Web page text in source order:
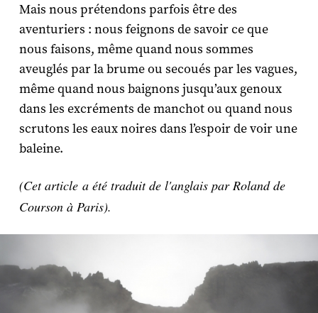
Mais nous prétendons parfois être des
aventuriers : nous feignons de savoir ce que
nous faisons, même quand nous sommes
aveuglés par la brume ou secoués par les vagues,
même quand nous baignons jusqu’aux genoux
dans les excréments de manchot ou quand nous
scrutons les eaux noires dans l’espoir de voir une
baleine.
(Cet article a été traduit de l'anglais par Roland de
Courson à Paris).